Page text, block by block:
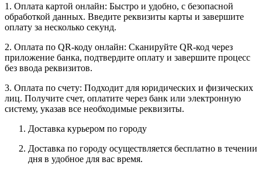
1. Оплата картой онлайн: Быстро и удобно, с безопасной
обработкой данных. Введите реквизиты карты и завершите
оплату за несколько секунд.
2. Оплата по QR-коду онлайн: Сканируйте QR-код через
приложение банка, подтвердите оплату и завершите процесс
без ввода реквизитов.
3. Оплата по счету: Подходит для юридических и физических
лиц. Получите счет, оплатите через банк или электронную
систему, указав все необходимые реквизиты.
Доставка курьером по городу
Доставка по городу осуществляется бесплатно в течении
дня в удобное для вас время.